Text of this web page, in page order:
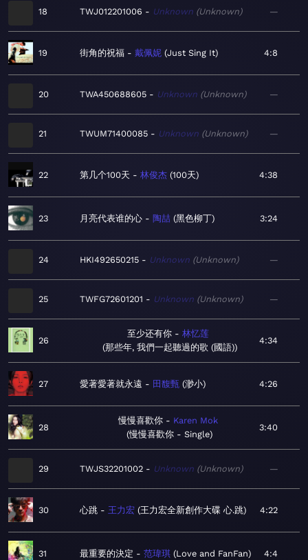
18 TWJ012201006 Unknown Unknown —
19 街角的祝福 戴佩妮 Just Sing It 4:8
20 TWA450688605 Unknown Unknown —
21 TWUM71400085 Unknown Unknown —
22 第几个100天 林俊杰 100天 4:38
23 月亮代表谁的心 陶喆 黑色柳丁 3:24
24 HKI492650215 Unknown Unknown —
25 TWFG72601201 Unknown Unknown —
26
至少还有你
林忆莲
那些年, 我們一起聽過的歌 (國語)
4:34
27 愛著愛著就永遠 田馥甄 渺小 4:26
28
慢慢喜歡你
Karen Mok
慢慢喜歡你 - Single
3:40
29 TWJS32201002 Unknown Unknown —
30 心跳 王力宏 王力宏全新創作大碟 心.跳 4:22
31 最重要的決定 范瑋琪 Love and FanFan 4:4